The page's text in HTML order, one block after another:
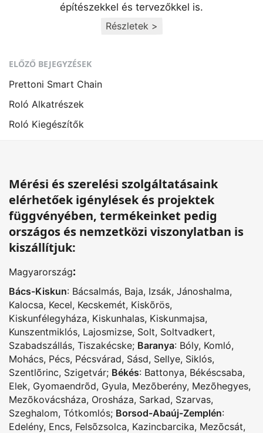
építészekkel és tervezőkkel is.
Részletek >
ELŐZŐ BEJEGYZÉSEK
Prettoni Smart Chain
Roló Alkatrészek
Roló Kiegészítők
Mérési és szerelési szolgáltatásaink
elérhetőek igénylések és projektek
függvényében, termékeinket pedig
országos és nemzetközi viszonylatban is
kiszállítjuk:
Magyarország:
Bács-Kiskun: Bácsalmás, Baja, Izsák, Jánoshalma,
Kalocsa, Kecel, Kecskemét, Kiskõrös,
Kiskunfélegyháza, Kiskunhalas, Kiskunmajsa,
Kunszentmiklós, Lajosmizse, Solt, Soltvadkert,
Szabadszállás, Tiszakécske; Baranya: Bóly, Komló,
Mohács, Pécs, Pécsvárad, Sásd, Sellye, Siklós,
Szentlõrinc, Szigetvár; Békés: Battonya, Békéscsaba,
Elek, Gyomaendrõd, Gyula, Mezõberény, Mezõhegyes,
Mezõkovácsháza, Orosháza, Sarkad, Szarvas,
Szeghalom, Tótkomlós; Borsod-Abaúj-Zemplén:
Edelény, Encs, Felsõzsolca, Kazincbarcika, Mezõcsát,